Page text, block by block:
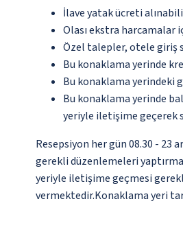
İlave yatak ücreti
Olası ekstra
Özel talepler, otele giriş
Bu konaklama yerinde
Bu konaklama yerindeki
Bu konaklama yerinde
yeriyle iletişime geçerek
Resepsiyon her gün 08.30 - 23
gerekli düzenlemeleri
yeriyle iletişime geçmesi
vermektedir.Konaklama yeri